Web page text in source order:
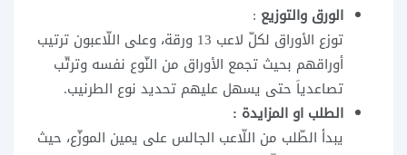
الورق والتوزيع :
توزع الأوراق لكلّ لاعب 13 ورقة، وعلى اللّاعبون ترتيب
أوراقهم بحيث تجمع الأوراق من النّوع نفسه وترتّب
تصاعدياَ حتى يسهل عليهم تحديد نوع الطرنيب.
الطلب او المزايدة :
يبدأ الطّلب من اللّاعب الجالس على يمين الموزّع، حيث